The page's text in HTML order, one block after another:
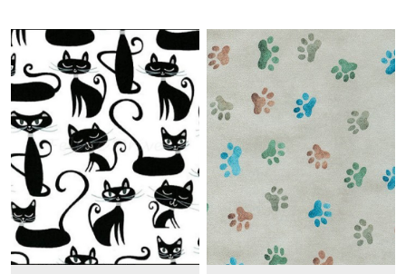
Boom
!
(3)
1.3.EF
-
Effervescence
Amelia
Caruso